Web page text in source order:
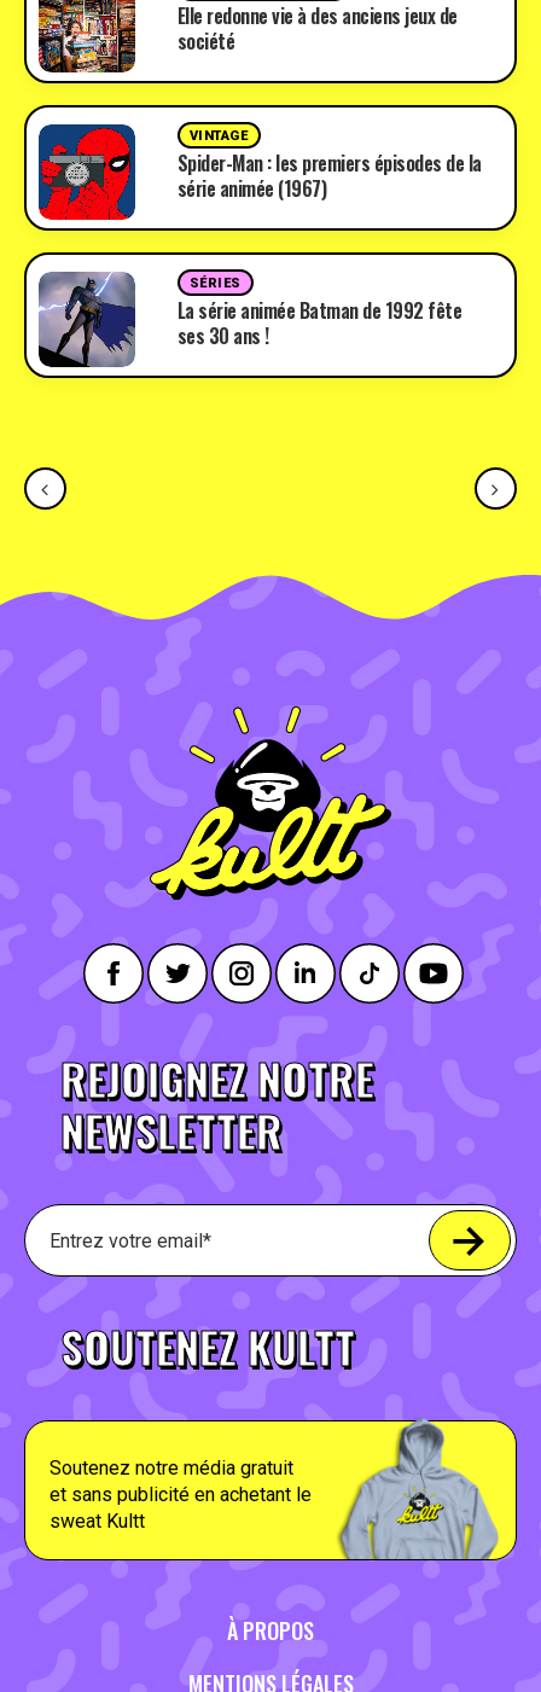
Elle redonne vie à des anciens jeux de
société
VINTAGE
Spider-Man : les premiers épisodes de la
série animée (1967)
SÉRIES
La série animée Batman de 1992 fête
ses 30 ans !
REJOIGNEZ NOTRE
NEWSLETTER
SOUTENEZ KULTT
Soutenez notre média gratuit
et sans publicité en achetant le
sweat Kultt
À PROPOS
MENTIONS LÉGALES